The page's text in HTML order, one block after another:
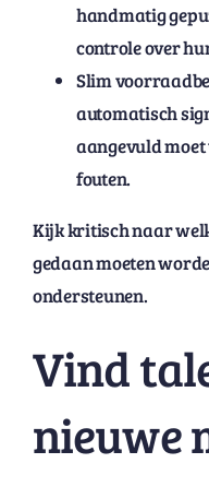
handmatig
controle over
Slim
automatisch
aangevuld
fouten.
Kijk kritisch naar
gedaan moeten
ondersteunen.
Vind
nieuwe